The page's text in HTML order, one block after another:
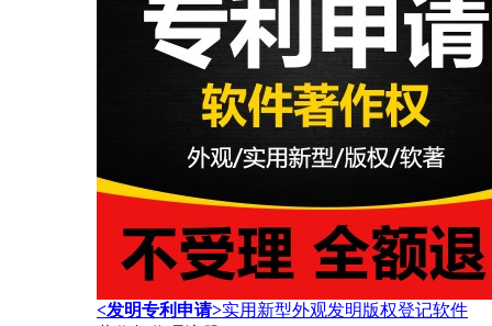
<发明专利申请>实用新型外观发明版权登记软件